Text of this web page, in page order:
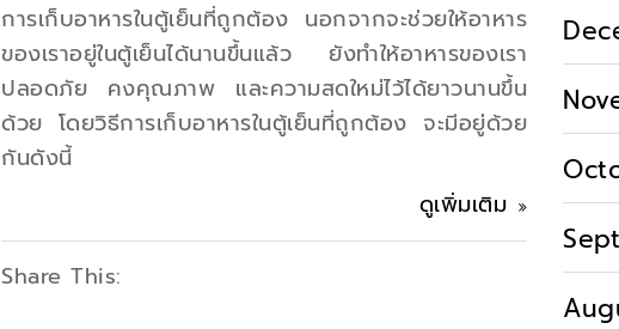
การเก็บอาหารในตู้เย็นที่ถูกต้อง นอกจากจะช่วยให้อาหาร
ของเราอยู่ในตู้เย็นได้นานขึ้นแล้ว ยังทำให้อาหารของเรา
ปลอดภัย คงคุณภาพ และความสดใหม่ไว้ได้ยาวนานขึ้น
ด้วย โดยวิธีการเก็บอาหารในตู้เย็นที่ถูกต้อง จะมีอยู่ด้วย
กันดังนี้
ดูเพิ่มเติม
Share This: